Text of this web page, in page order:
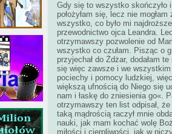
Gdy się to wszystko skończyło
położyłam się, lecz nie
wszystko, co było mi
przewodnictwo ojca Leandra.
otrzymawszy pozwolenie od
wszystko co czułam. Pisząc o
przyjechał do Żdżar, dodałam
się więc zawsze i we wszystkim
pociechy i pomocy ludzkiej,
większą ufnością do Niego się
nam i łaskę do zniesienia go«.
otrzymawszy ten list odpisał,
taką mądrością raczył mnie
nauki, jak mam kochać wolę
miłości i cierpliwości, jak w